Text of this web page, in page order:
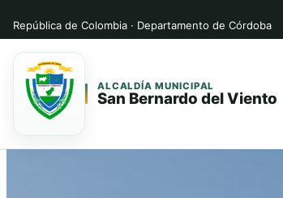
Saltar
Saltar
República de Colombia · Departamento de Córdoba
ALCALDÍA MUNICIPAL
San Bernardo del Viento